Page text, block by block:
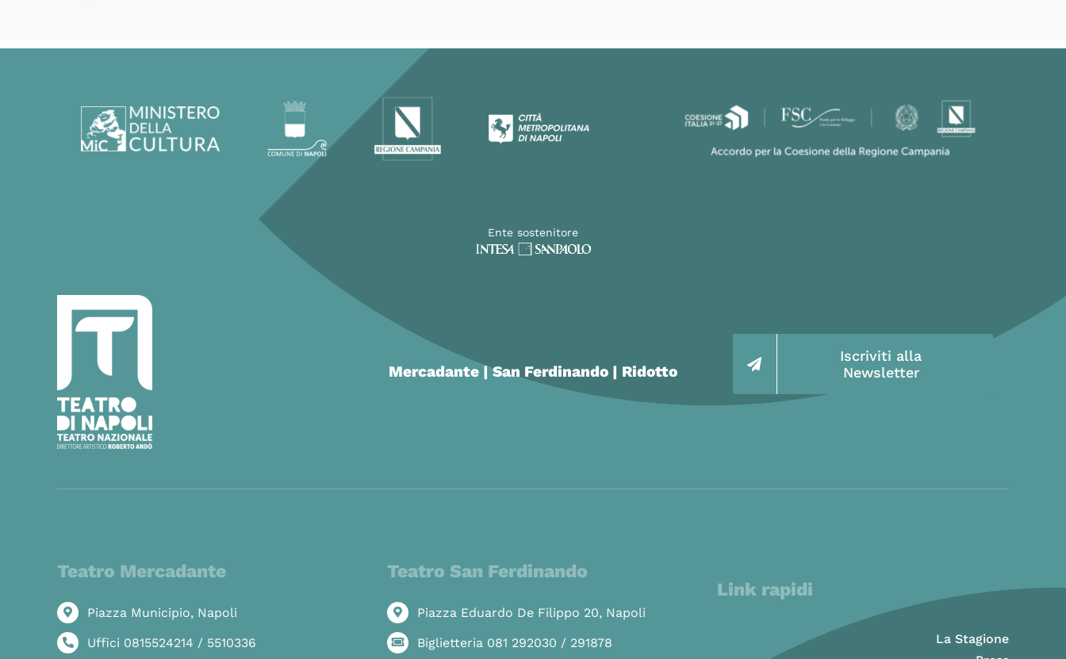
Ente sostenitore
Mercadante | San Ferdinando | Ridotto
Iscriviti alla
Newsletter
Teatro Mercadante
Piazza Municipio, Napoli
Uffici 0815524214 / 5510336
Teatro San Ferdinando
Piazza Eduardo De Filippo 20, Napoli
Biglietteria 081 292030 / 291878
Link rapidi
La Stagione